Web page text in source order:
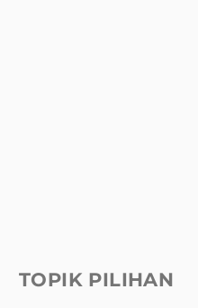
TOPIK PILIHAN